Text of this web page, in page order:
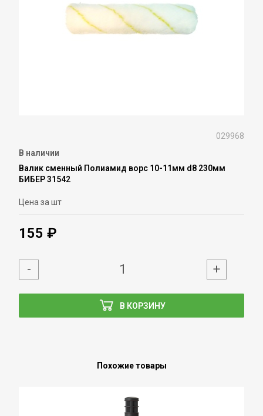
029968
В наличии
Валик сменный Полиамид ворс 10-11мм d8 230мм
БИБЕР 31542
Цена за шт
155 ₽
В КОРЗИНУ
- +
Похожие товары